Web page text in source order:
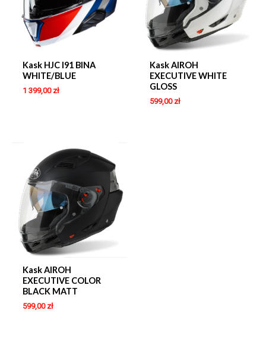
Kask HJC I91 BINA
WHITE/BLUE
1 399,00 zł
Kask AIROH
EXECUTIVE WHITE
GLOSS
599,00 zł
Kask AIROH
EXECUTIVE COLOR
BLACK MATT
599,00 zł